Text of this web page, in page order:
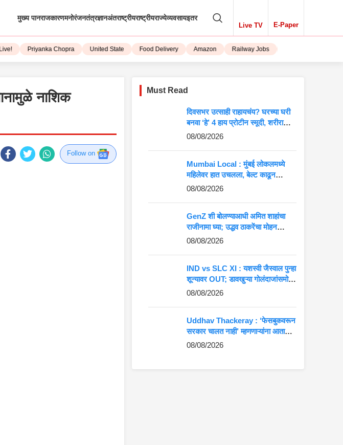
मुख्य पानराजकारणमनोरंजनतंत्रज्ञानअंतराष्ट्रीयराष्ट्रीयराज्येव्यवसायइतर
Live TV E-Paper
Priyanka Chopra United State Food Delivery Amazon Railway Jobs iPhone 15
नाशिक
Follow on
Must Read
दिवसभर उत्साही राहायचंय? घरच्या घरी
बनवा ‘हे’ 4 हाय प्रोटीन स्मूदी, शरीराला
मिळेल भरपूर ऊर्जा
08/08/2026
Mumbai Local : मुंबई लोकलमध्ये
महिलेवर हात उचलला, बेल्ट काढून
धमकावलं; आरोपीला अटक
08/08/2026
GenZ शी बोलण्याआधी अमित शाहांचा
राजीनामा घ्या; उद्धव ठाकरेंचा मोहन
भागवतांना खोचक टोला
08/08/2026
IND vs SLC XI : यशस्वी जैस्वाल पुन्हा
शून्यावर OUT; डावखुऱ्या गोलंदाजांसमोर
पोलखोल!
08/08/2026
Uddhav Thackeray : ‘फेसबुकवरून
सरकार चालत नाही’ म्हणणाऱ्यांना आता
इन्स्टाग्रामवरून देश चालवण्याची वेळ;
08/08/2026